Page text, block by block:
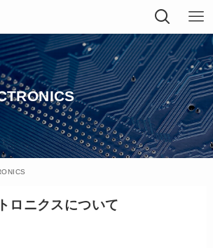
ロニクスについて